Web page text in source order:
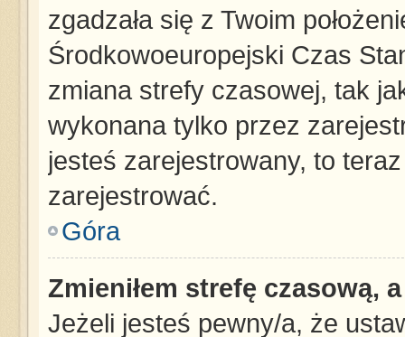
zgadzała się z Twoim
Środkowoeuropejski Czas
zmiana strefy czasowej, tak
wykonana tylko przez
jesteś zarejestrowany, to
zarejestrować.
Góra
Zmieniłem strefę czasową,
Jeżeli jesteś pewny/a, że